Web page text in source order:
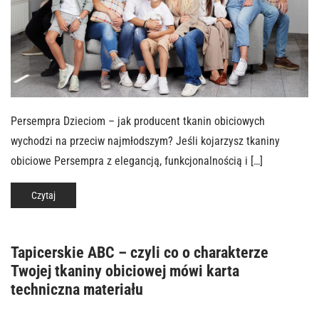
Persempra Dzieciom – jak producent tkanin obiciowych
wychodzi na przeciw najmłodszym? Jeśli kojarzysz tkaniny
obiciowe Persempra z elegancją, funkcjonalnością i […]
Czytaj
Tapicerskie ABC – czyli co o charakterze
Twojej tkaniny obiciowej mówi karta
techniczna materiału